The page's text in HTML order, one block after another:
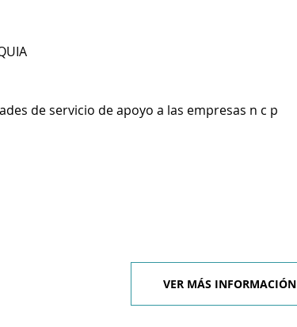
de servicio de apoyo a las empresas n c p
VER MÁS INFORMACIÓN